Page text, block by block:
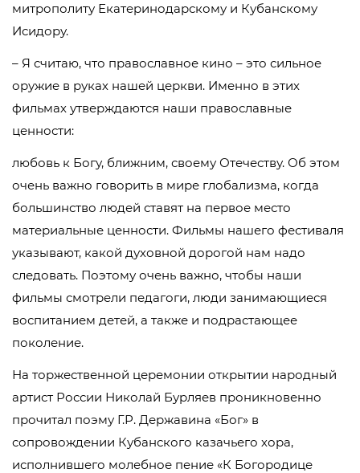
митрополиту Екатеринодарскому и Кубанскому
Исидору.
– Я считаю, что православное кино – это сильное
оружие в руках нашей церкви. Именно в этих
фильмах утверждаются наши православные
ценности:
любовь к Богу, ближним, своему Отечеству. Об этом
очень важно говорить в мире глобализма, когда
большинство людей ставят на первое место
материальные ценности. Фильмы нашего фестиваля
указывают, какой духовной дорогой нам надо
следовать. Поэтому очень важно, чтобы наши
фильмы смотрели педагоги, люди занимающиеся
воспитанием детей, а также и подрастающее
поколение.
На торжественной церемонии открытии народный
артист России Николай Бурляев проникновенно
прочитал поэму Г.Р. Державина «Бог» в
сопровождении Кубанского казачьего хора,
исполнившего молебное пение «К Богородице